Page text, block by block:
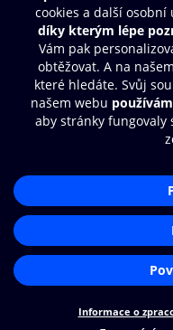
Moje O2 Knihovna
Další zábava
© O2 Czech Republic a.s.
Přístupnost
Zásady zpracování
Nastavení cookies